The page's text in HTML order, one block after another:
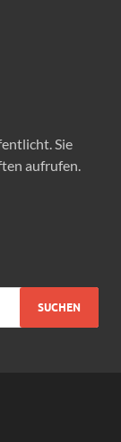
Sie
aufrufen.